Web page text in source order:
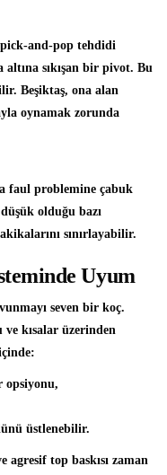
and-pop tehdidi
sıkışan bir pivot. Bu
Beşiktaş, ona alan
oynamak zorunda
faul problemine çabuk
olduğu bazı
sınırlayabilir.
Uyum
seven bir koç.
ve kısalar üzerinden
opsiyonu,
üstlenebilir.
top baskısı zaman